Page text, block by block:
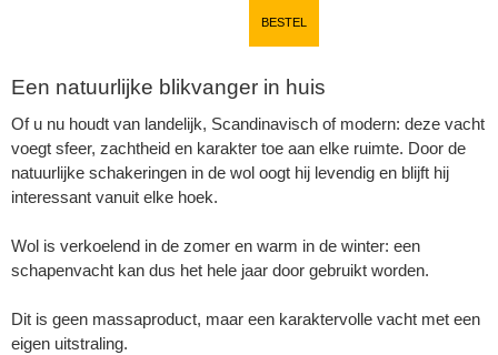
BESTEL
Een natuurlijke blikvanger in huis
Of u nu houdt van landelijk, Scandinavisch of modern: deze vacht
voegt sfeer, zachtheid en karakter toe aan elke ruimte. Door de
natuurlijke schakeringen in de wol oogt hij levendig en blijft hij
interessant vanuit elke hoek.
Wol is verkoelend in de zomer en warm in de winter: een
schapenvacht kan dus het hele jaar door gebruikt worden.
Dit is geen massaproduct, maar een karaktervolle vacht met een
eigen uitstraling.